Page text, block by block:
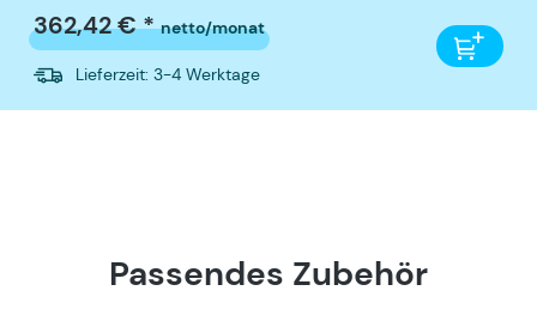
362,42 € * netto/monat
Lieferzeit: 3-4 Werktage
Passendes Zubehör